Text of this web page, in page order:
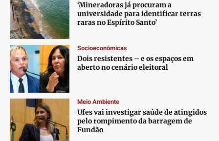
‘Mineradoras já procuram a
universidade para identificar terras
raras no Espírito Santo’
Socioeconômicas
Dois resistentes – e os espaços em
aberto no cenário eleitoral
Meio Ambiente
Ufes vai investigar saúde de atingidos
pelo rompimento da barragem de
Fundão